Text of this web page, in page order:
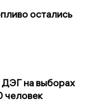
остались
ДЭГ на выборах
человек